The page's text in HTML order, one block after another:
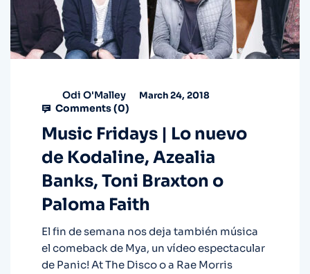
Odi O'Malley March 24, 2018
Comments (0)
Music Fridays | Lo nuevo
de Kodaline, Azealia
Banks, Toni Braxton o
Paloma Faith
El fin de semana nos deja también música
el comeback de Mya, un vídeo espectacular
de Panic! At The Disco o a Rae Morris